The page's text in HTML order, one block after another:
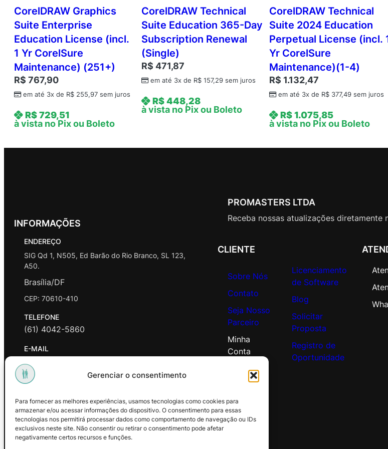
Gerenciar o consentimento
Para fornecer as melhores experiências, usamos tecnologias como cookies para
armazenar e/ou acessar informações do dispositivo. O consentimento para essas
tecnologias nos permitirá processar dados como comportamento de navegação ou IDs
exclusivos neste site. Não consentir ou retirar o consentimento pode afetar
negativamente certos recursos e funções.
6
1
-
3
0
0
)
q
a
n
e
CorelDRAW Graphics
Suite Enterprise
Education License (incl.
1 Yr CorelSure
Maintenance) (251+)
R$ 767,90
em até 3x de R$ 255,97 sem juros
R$729,51
à vista no Pix ou Boleto
CorelDRAW Technical
Suite Education 365-Day
Subscription Renewal
(Single)
R$ 471,87
em até 3x de R$ 157,29 sem juros
R$448,28
à vista no Pix ou Boleto
CorelDRAW Technical
Suite 2024 Education
Perpetual License (incl.
Yr CorelSure
Maintenance)(1-4)
R$ 1.132,47
em até 3x de R$377,49sem juros
R$1.075,85
à vista no Pix ou Boleto
INFORMAÇÕES
ENDEREÇO
SIG Qd 1, N505, Ed Barão do Rio Branco, SL 123,
A50.
Brasília/DF
CEP: 70610-410
TELEFONE
(61) 4042-5860
E-MAIL
contato@promasters.net.br
HORÁRIO DE ATENDIMENTO
Facebook Instagram Youtube
PROMASTERS LTDA
Receba nossas atualizações diretamente
CLIENTE
Sobre Nós
Contato
Seja Nosso
Parceiro
Minha
Conta
Licenciamento
de Software
Blog
Solicitar
Proposta
Registro de
Oportunidade